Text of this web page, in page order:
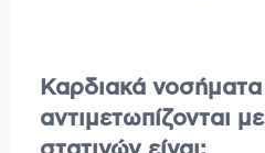
Καρδιακά
αντιμετωπίζονται